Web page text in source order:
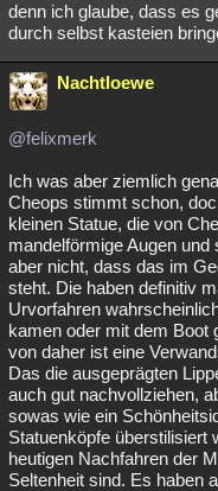
denn ich glaube, dass es
durch selbst kasteien
Nachtloewe
@felixmerk
Ich was aber ziemlich
Cheops stimmt schon,
kleinen Statue, die von
mandelförmige Augen
aber nicht, dass das im
steht. Die haben definitiv
Urvorfahren
kamen oder mit dem Boot
von daher ist eine
Das die ausgeprägten
auch gut nachvollziehen,
sowas wie ein
Statuenköpfe überstilisiert
heutigen Nachfahren der
Seltenheit sind. Es haben